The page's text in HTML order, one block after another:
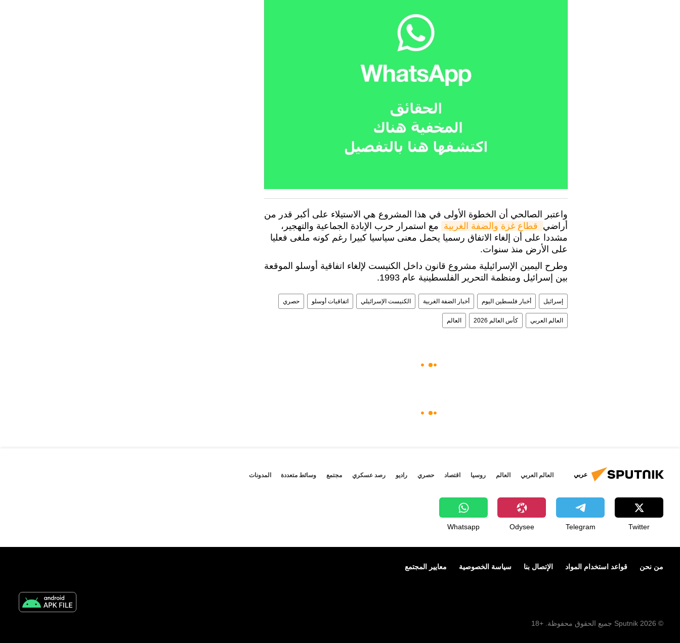
واعتبر الصالحي أن الخطوة الأولى في هذا المشروع هي الاستيلاء على أكبر قدر من
أراضي قطاع غزة والضفة الغربية مع استمرار حرب الإبادة الجماعية والتهجير،
مشددا على أن إلغاء الاتفاق رسميا يحمل معنى سياسيا كبيرا رغم كونه ملغى فعليا
على الأرض منذ سنوات.
وطرح اليمين الإسرائيلية مشروع قانون داخل الكنيست لإلغاء اتفاقية أوسلو الموقعة
بين إسرائيل ومنظمة التحرير الفلسطينية عام 1993.
إسرائيل أخبار فلسطين اليوم أخبار الضفة الغربية الكنيست الإسرائيلي اتفاقيات أوسلو حصري
العالم العربي كأس العالم 2026 العالم
عربي العالم العربي العالم روسيا اقتصاد حصري راديو رصد عسكري مجتمع وسائط متعددة المدونات
Twitter
Telegram
Odysee
Whatsapp
من نحن قواعد استخدام المواد الإتصال بنا سياسة الخصوصية معايير المجتمع
© 2026 Sputnik جميع الحقوق محفوظة. +18